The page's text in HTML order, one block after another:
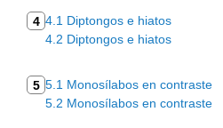
4 4.1 Diptongos e hiatos
4.2 Diptongos e hiatos
5 5.1 Monosílabos en contraste
5.2 Monosílabos en contraste